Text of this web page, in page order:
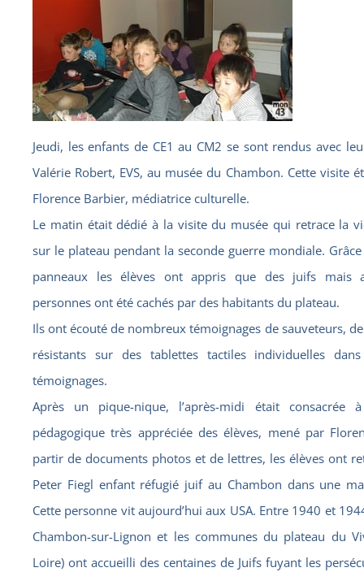
Jeudi, les enfants de CE1 au CM2 se sont rendus avec
Valérie Robert, EVS, au musée du Chambon. Cette visite
Florence Barbier, médiatrice culturelle.
Le matin était dédié à la visite du musée qui retrace la
sur le plateau pendant la seconde guerre mondiale.
panneaux les élèves ont appris que des juifs mais
personnes ont été cachés par des habitants du plateau.
Ils ont écouté de nombreux témoignages de sauveteurs,
résistants sur des tablettes tactiles individuelles
témoignages.
Après un pique-nique, l’après-midi était consacrée
pédagogique très appréciée des élèves, mené par
partir de documents photos et de lettres, les élèves ont
Peter Fiegl enfant réfugié juif au Chambon dans une
Cette personne vit aujourd’hui aux USA. Entre 1940 et
Chambon-sur-Lignon et les communes du plateau du
Loire) ont accueilli des centaines de Juifs fuyant les